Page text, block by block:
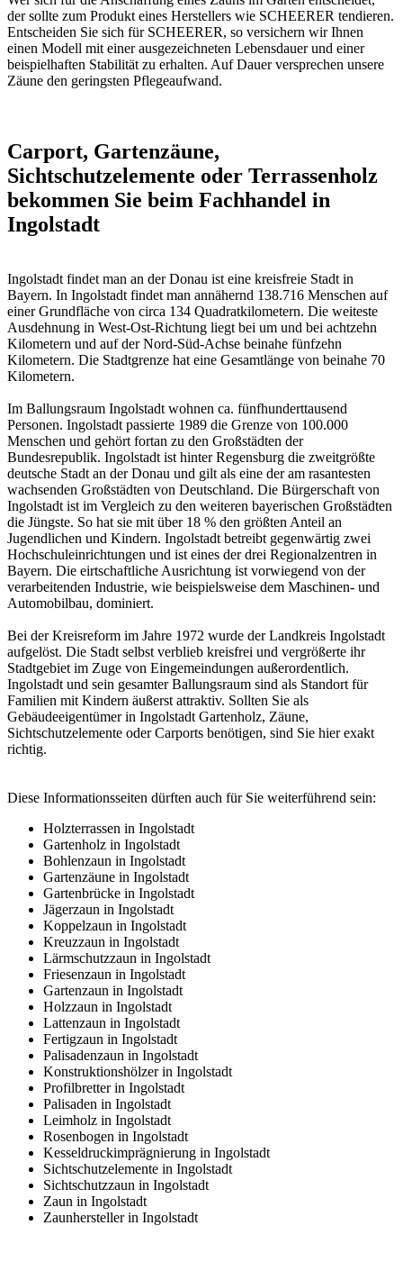
der sollte zum Produkt eines Herstellers wie SCHEERER tendieren.
Entscheiden Sie sich für SCHEERER, so versichern wir Ihnen
einen Modell mit einer ausgezeichneten Lebensdauer und einer
beispielhaften Stabilität zu erhalten. Auf Dauer versprechen unsere
Zäune den geringsten Pflegeaufwand.
Carport, Gartenzäune,
Sichtschutzelemente oder Terrassenholz
bekommen Sie beim Fachhandel in
Ingolstadt
Ingolstadt findet man an der Donau ist eine kreisfreie Stadt in
Bayern. In Ingolstadt findet man annähernd 138.716 Menschen auf
einer Grundfläche von circa 134 Quadratkilometern. Die weiteste
Ausdehnung in West-Ost-Richtung liegt bei um und bei achtzehn
Kilometern und auf der Nord-Süd-Achse beinahe fünfzehn
Kilometern. Die Stadtgrenze hat eine Gesamtlänge von beinahe 70
Kilometern.
Im Ballungsraum Ingolstadt wohnen ca. fünfhunderttausend
Personen. Ingolstadt passierte 1989 die Grenze von 100.000
Menschen und gehört fortan zu den Großstädten der
Bundesrepublik. Ingolstadt ist hinter Regensburg die zweitgrößte
deutsche Stadt an der Donau und gilt als eine der am rasantesten
wachsenden Großstädten von Deutschland. Die Bürgerschaft von
Ingolstadt ist im Vergleich zu den weiteren bayerischen Großstädten
die Jüngste. So hat sie mit über 18 % den größten Anteil an
Jugendlichen und Kindern. Ingolstadt betreibt gegenwärtig zwei
Hochschuleinrichtungen und ist eines der drei Regionalzentren in
Bayern. Die eirtschaftliche Ausrichtung ist vorwiegend von der
verarbeitenden Industrie, wie beispielsweise dem Maschinen- und
Automobilbau, dominiert.
Bei der Kreisreform im Jahre 1972 wurde der Landkreis Ingolstadt
aufgelöst. Die Stadt selbst verblieb kreisfrei und vergrößerte ihr
Stadtgebiet im Zuge von Eingemeindungen außerordentlich.
Ingolstadt und sein gesamter Ballungsraum sind als Standort für
Familien mit Kindern äußerst attraktiv. Sollten Sie als
Gebäudeeigentümer in Ingolstadt Gartenholz, Zäune,
Sichtschutzelemente oder Carports benötigen, sind Sie hier exakt
richtig.
Diese Informationsseiten dürften auch für Sie weiterführend sein:
Holzterrassen in Ingolstadt
Gartenholz in Ingolstadt
Bohlenzaun in Ingolstadt
Gartenzäune in Ingolstadt
Gartenbrücke in Ingolstadt
Jägerzaun in Ingolstadt
Koppelzaun in Ingolstadt
Kreuzzaun in Ingolstadt
Lärmschutzzaun in Ingolstadt
Friesenzaun in Ingolstadt
Gartenzaun in Ingolstadt
Holzzaun in Ingolstadt
Lattenzaun in Ingolstadt
Fertigzaun in Ingolstadt
Palisadenzaun in Ingolstadt
Konstruktionshölzer in Ingolstadt
Profilbretter in Ingolstadt
Palisaden in Ingolstadt
Leimholz in Ingolstadt
Rosenbogen in Ingolstadt
Kesseldruckimprägnierung in Ingolstadt
Sichtschutzelemente in Ingolstadt
Sichtschutzzaun in Ingolstadt
Zaun in Ingolstadt
Zaunhersteller in Ingolstadt